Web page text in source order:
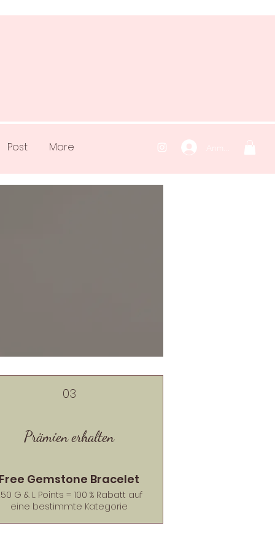
Post More Anmelden
03
Prämien erhalten
Gemstone Bracelet
G & L Points = 100 % Rabatt auf
eine bestimmte Kategorie